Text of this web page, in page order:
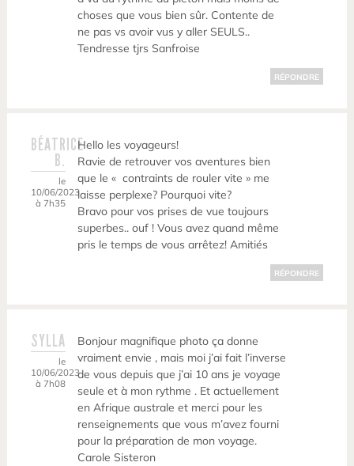
choses que vous bien sûr. Contente de
ne pas vs avoir vus y aller SEULS..
Tendresse tjrs Sanfroise
RÉPONDRE
BÉATRICE
B.
le
10/06/2023
à 7h35
Hello les voyageurs!
Ravie de retrouver vos aventures bien
que le « contraints de rouler vite » me
laisse perplexe? Pourquoi vite?
Bravo pour vos prises de vue toujours
superbes.. ouf ! Vous avez quand même
pris le temps de vous arrêtez! Amitiés
RÉPONDRE
SYLLA
le
10/06/2023
à 7h08
Bonjour magnifique photo ça donne
vraiment envie , mais moi j’ai fait l’inverse
de vous depuis que j’ai 10 ans je voyage
seule et à mon rythme . Et actuellement
en Afrique australe et merci pour les
renseignements que vous m’avez fourni
pour la préparation de mon voyage.
Carole Sisteron